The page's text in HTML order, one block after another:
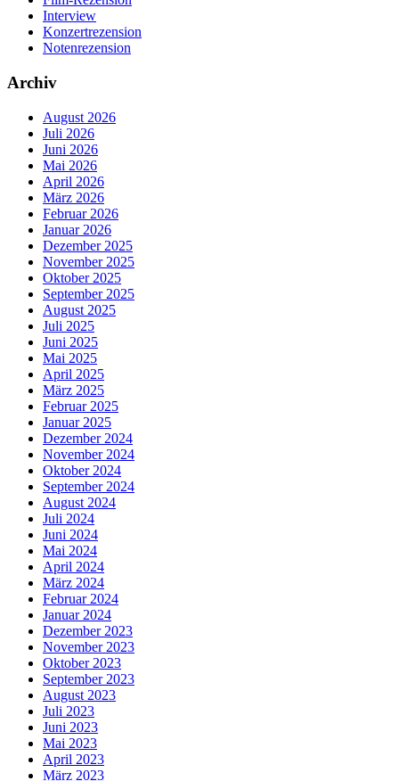
Interview
Konzertrezension
Notenrezension
Archiv
August 2026
Juli 2026
Juni 2026
Mai 2026
April 2026
März 2026
Februar 2026
Januar 2026
Dezember 2025
November 2025
Oktober 2025
September 2025
August 2025
Juli 2025
Juni 2025
Mai 2025
April 2025
März 2025
Februar 2025
Januar 2025
Dezember 2024
November 2024
Oktober 2024
September 2024
August 2024
Juli 2024
Juni 2024
Mai 2024
April 2024
März 2024
Februar 2024
Januar 2024
Dezember 2023
November 2023
Oktober 2023
September 2023
August 2023
Juli 2023
Juni 2023
Mai 2023
April 2023
März 2023